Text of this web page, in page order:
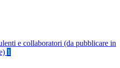
e collaboratori (da pubblicare in
1